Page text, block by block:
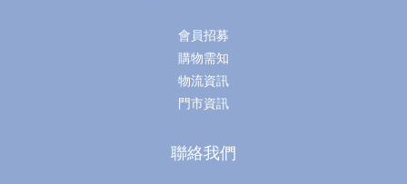
會員招募
購物需知
物流資訊
門市資訊
聯絡我們